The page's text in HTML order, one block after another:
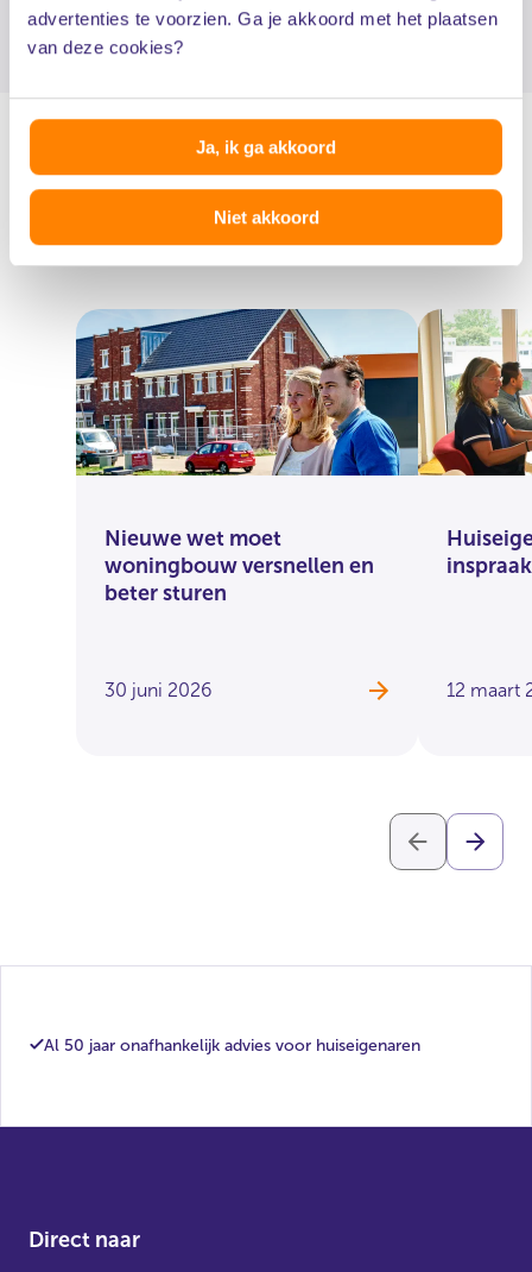
advertenties te voorzien. Ga je akkoord met het plaatsen
van deze cookies?
Ja, ik ga akkoord
Niet akkoord
Actueel
Nieuwe wet moet
woningbouw versnellen en
beter sturen
30 juni 2026 12 maart
Al 50 jaar onafhankelijk advies voor huiseigenaren
Direct naar